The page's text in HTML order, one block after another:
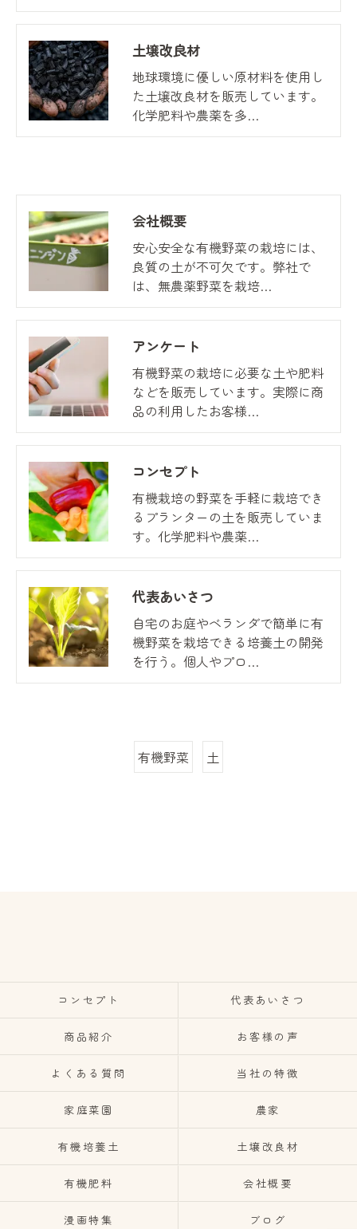
土壌改良材
地球環境に優しい原材料を使用し
た土壌改良材を販売しています。
化学肥料や農薬を多…
会社概要
安心安全な有機野菜の栽培には、
良質の土が不可欠です。弊社で
は、無農薬野菜を栽培…
アンケート
有機野菜の栽培に必要な土や肥料
などを販売しています。実際に商
品の利用したお客様…
コンセプト
有機栽培の野菜を手軽に栽培でき
るプランターの土を販売していま
す。化学肥料や農薬…
代表あいさつ
自宅のお庭やベランダで簡単に有
機野菜を栽培できる培養土の開発
を行う。個人やプロ…
有機野菜 土
コンセプト 代表あいさつ
商品紹介 お客様の声
よくある質問 当社の特徴
家庭菜園 農家
有機培養土 土壌改良材
有機肥料 会社概要
漫画特集 ブログ